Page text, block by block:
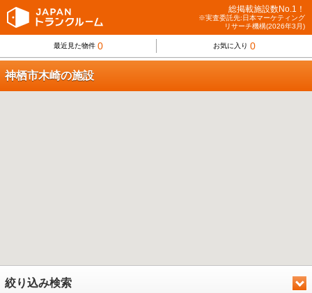
総掲載施設数No.1！
※実査委託先:日本マーケティング
リサーチ機構(2026年3月)
最近見た物件 0 お気に入り 0
神栖市木崎の施設
絞り込み検索